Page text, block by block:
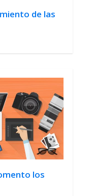
de las
los